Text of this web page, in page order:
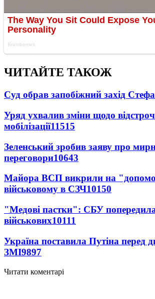
ЧИТАЙТЕ ТАКОЖ
Суд обрав запобіжний захід
Уряд ухвалив зміни щодо
мобілізації11515
Зеленський зробив заяву про
переговори10643
Майора ВСП викрили на
військовому в СЗЧ10150
"Медові пастки": СБУ
військових10111
Україна поставила Путіна перед
ЗМІ9897
Читати коментарі